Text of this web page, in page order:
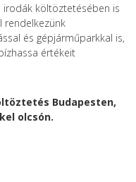
irodák költöztetésében is
és gépjárműparkkal is,
értékeit
Budapesten,
olcsón.